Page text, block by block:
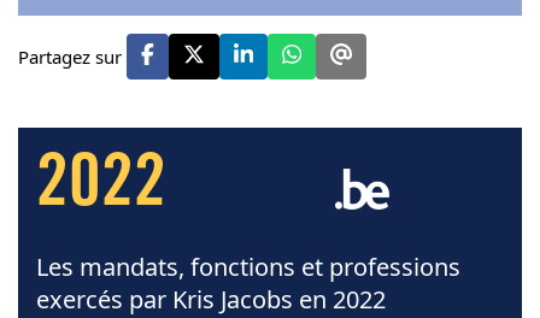
Partagez sur
2022
Les mandats, fonctions et professions
exercés par Kris Jacobs en 2022